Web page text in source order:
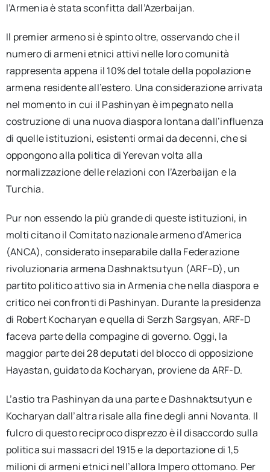
l’Armenia è stata sconfitta dall’Azerbaijan.
Il premier armeno si è spinto oltre, osservando che il
numero di armeni etnici attivi nelle loro comunità
rappresenta appena il 10% del totale della popolazione
armena residente all’estero. Una considerazione arrivata
nel momento in cui il Pashinyan è impegnato nella
costruzione di una nuova diaspora lontana dall’influenza
di quelle istituzioni, esistenti ormai da decenni, che si
oppongono alla politica di Yerevan volta alla
normalizzazione delle relazioni con l’Azerbaijan e la
Turchia.
Pur non essendo la più grande di queste istituzioni, in
molti citano il Comitato nazionale armeno d’America
(ANCA), considerato inseparabile dalla Federazione
rivoluzionaria armena Dashnaktsutyun (ARF–D), un
partito politico attivo sia in Armenia che nella diaspora e
critico nei confronti di Pashinyan. Durante la presidenza
di Robert Kocharyan e quella di Serzh Sargsyan, ARF-D
faceva parte della compagine di governo. Oggi, la
maggior parte dei 28 deputati del blocco di opposizione
Hayastan, guidato da Kocharyan, proviene da ARF-D.
L’astio tra Pashinyan da una parte e Dashnaktsutyun e
Kocharyan dall’altra risale alla fine degli anni Novanta. Il
fulcro di questo reciproco disprezzo è il disaccordo sulla
politica sui massacri del 1915 e la deportazione di 1,5
milioni di armeni etnici nell’allora Impero ottomano. Per